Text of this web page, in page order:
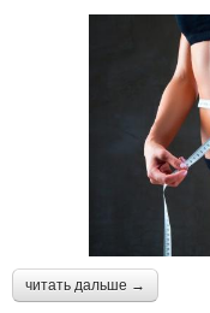
читать дальше →